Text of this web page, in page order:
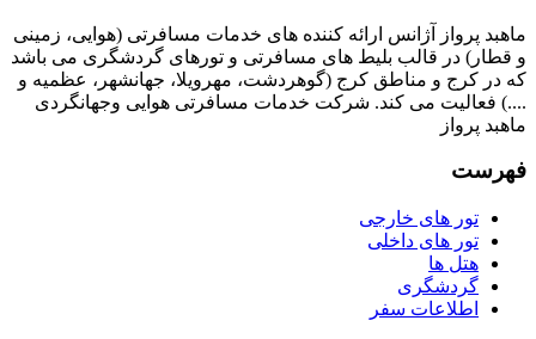
ماهبد پرواز آژانس ارائه کننده های خدمات مسافرتی (هوایی، زمینی
و قطار) در قالب بلیط های مسافرتی و تورهای گردشگری می باشد
که در کرج و مناطق کرج (گوهردشت، مهرویلا، جهانشهر، عظمیه و
....) فعالیت می کند. شرکت خدمات مسافرتی هوایی وجهانگردی
ماهبد پرواز
فهرست
تور های خارجی
تور های داخلی
هتل ها
گردشگری
اطلاعات سفر